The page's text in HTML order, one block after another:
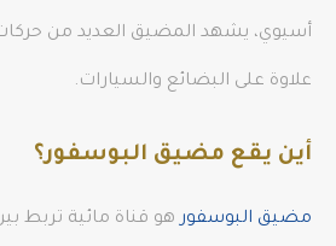
أسيوي، يشهد المضيق العديد من
علاوة على البضائع والسيارات.
أين يقع مضيق البوسفور؟
مضيق البوسفورهو قناة مائية تربط